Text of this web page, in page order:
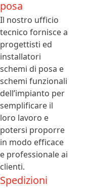
posa
Il nostro ufficio
tecnico fornisce a
progettisti ed
installatori
schemi di posa e
schemi funzionali
dell’impianto per
semplificare il
loro lavoro e
potersi proporre
in modo efficace
e professionale ai
clienti.
Spedizioni